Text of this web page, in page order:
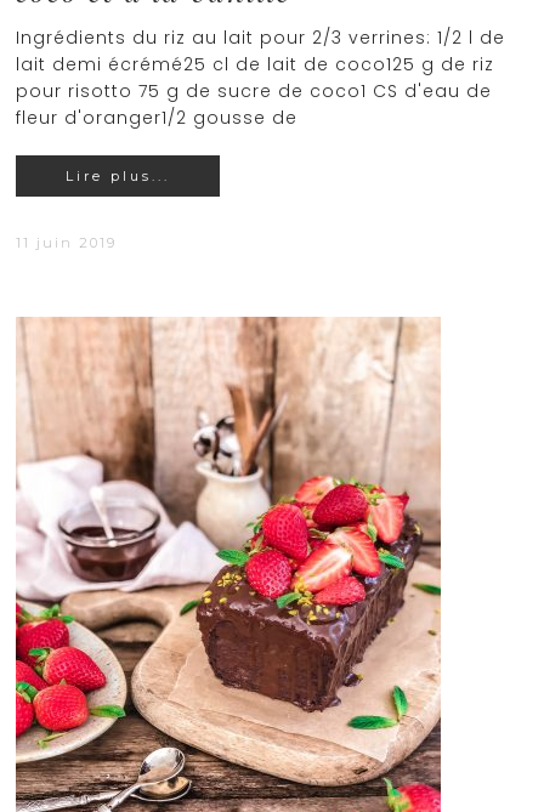
Ingrédients du riz au lait pour 2/3 verrines: 1/2 l de
lait demi écrémé25 cl de lait de coco125 g de riz
pour risotto 75 g de sucre de coco1 CS d'eau de
fleur d'oranger1/2 gousse de
Lire plus...
11 juin 2019